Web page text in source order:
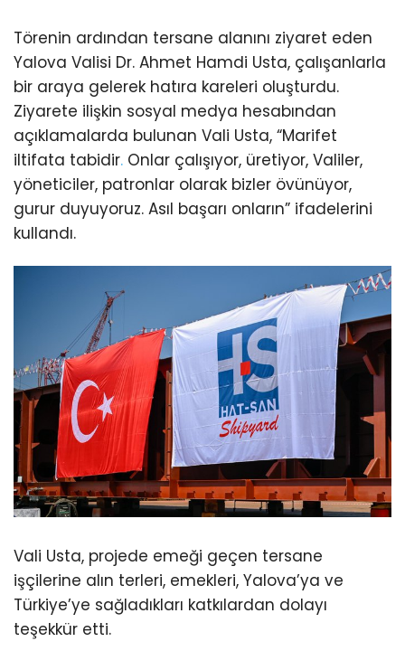
Törenin ardından tersane alanını ziyaret eden
Yalova Valisi Dr. Ahmet Hamdi Usta, çalışanlarla
bir araya gelerek hatıra kareleri oluşturdu.
Ziyarete ilişkin sosyal medya hesabından
açıklamalarda bulunan Vali Usta, “Marifet
iltifata tabidir. Onlar çalışıyor, üretiyor, Valiler,
yöneticiler, patronlar olarak bizler övünüyor,
gurur duyuyoruz. Asıl başarı onların” ifadelerini
kullandı.
Vali Usta, projede emeği geçen tersane
işçilerine alın terleri, emekleri, Yalova’ya ve
Türkiye’ye sağladıkları katkılardan dolayı
teşekkür etti.